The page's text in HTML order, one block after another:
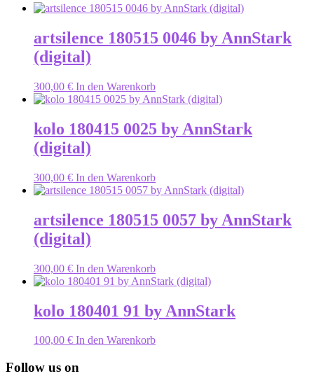
artsilence 180515 0046 by AnnStark
(digital)
300,00 € In den Warenkorb
kolo 180415 0025 by AnnStark
(digital)
300,00 € In den Warenkorb
artsilence 180515 0057 by AnnStark
(digital)
300,00 € In den Warenkorb
kolo 180401 91 by AnnStark
100,00 € In den Warenkorb
Follow us on